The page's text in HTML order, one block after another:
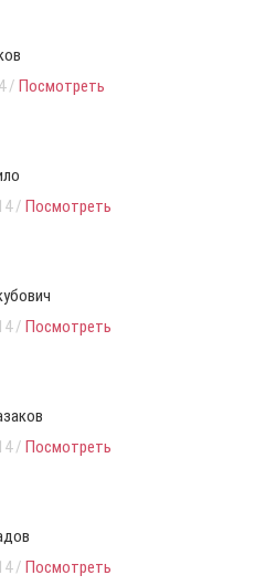
/Посмотреть
/Посмотреть
/Посмотреть
/Посмотреть
/Посмотреть